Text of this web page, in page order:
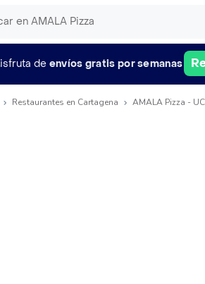
de envíos gratis por semanas
Restaurantes en Cartagena AMALA Pizza -